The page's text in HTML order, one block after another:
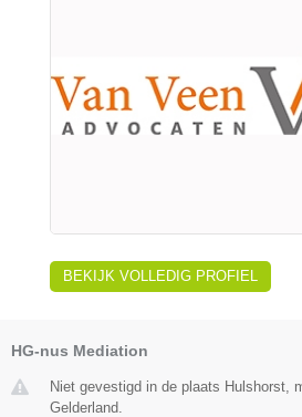
BEKIJK VOLLEDIG PROFIEL
HG-nus Mediation
Niet gevestigd in de plaats Hulshorst,
Gelderland.